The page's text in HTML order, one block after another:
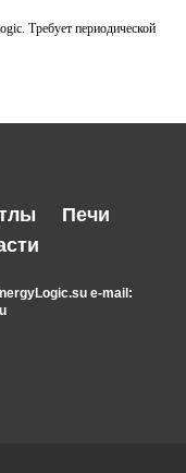
Требует периодической
Печи
e-mail: